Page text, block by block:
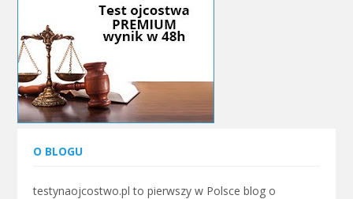
O BLOGU
testynaojcostwo.pl to pierwszy w Polsce blog o